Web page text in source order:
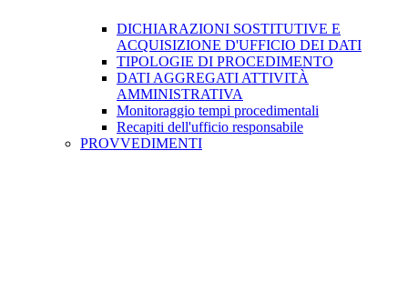
DICHIARAZIONI SOSTITUTIVE E
ACQUISIZIONE D'UFFICIO DEI DATI
TIPOLOGIE DI PROCEDIMENTO
DATI AGGREGATI ATTIVITÀ
AMMINISTRATIVA
Monitoraggio tempi procedimentali
Recapiti dell'ufficio responsabile
PROVVEDIMENTI